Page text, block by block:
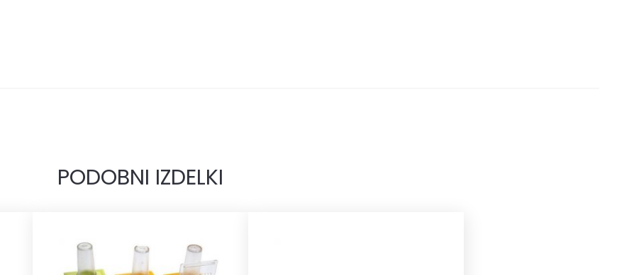
PODOBNI IZDELKI